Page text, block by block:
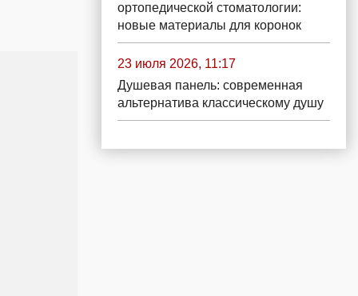
ортопедической стоматологии:
новые материалы для коронок
23 июля 2026, 11:17
Душевая панель: современная
альтернатива классическому душу